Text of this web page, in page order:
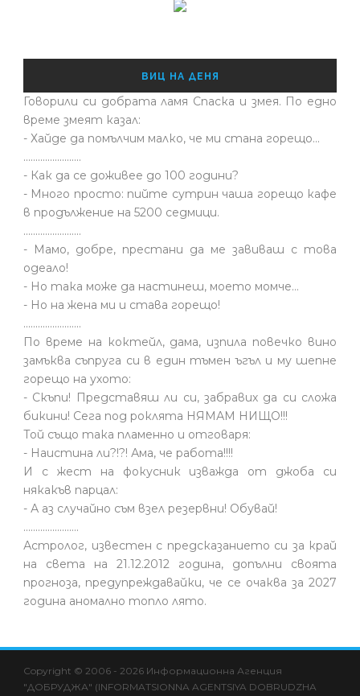
ВИЦ НА ДЕНЯ
Говорили си добрата ламя Спаска и змея. По едно
време змеят казал:
- Хайде да помълчим малко, че ми стана горещо...
........................
- Как да се доживее до 100 години?
- Много просто: пийте сутрин чаша горещо кафе
в продължение на 5200 седмици.
........................
- Мамо, добре, престани да ме завиваш с това
одеало!
- Но така може да настинеш, моето момче…
- Но на жена ми и става горещо!
........................
По време на коктейл, дама, изпила повечко вино
замъква съпруга си в един тъмен ъгъл и му шепне
горещо на ухото:
- Скъпи! Представяш ли си, забравих да си сложа
бикини! Сега под роклята НЯМАМ НИЩО!!!
Той също така пламенно и отговаря:
- Наистина ли?!?! Ама, че работа!!!!
И с жест на фокусник изважда от джоба си
някакъв парцал:
- А аз случайно съм взел резервни! Обувай!
.......................
Астролог, известен с предсказанието си за край
на света на 21.12.2012 година, допълни своята
прогноза, предупреждавайки, че се очаква за 2027
година аномално топло лято.
Copyright © 2006 - 2026 Информационна Агенция
"ДОБРУДЖА" (INFORMATSIONNA AGENTSIYA DOBRUDZHA